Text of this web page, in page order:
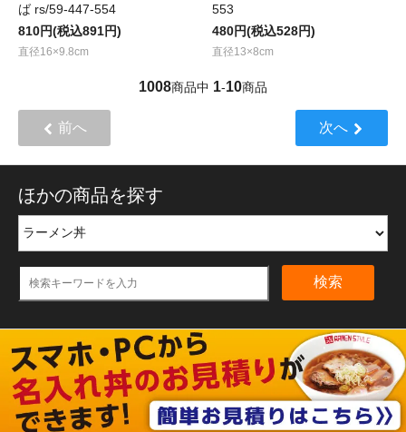
ば rs/59-447-554
810円(税込891円)
直径16×9.8cm
553
480円(税込528円)
直径13×8cm
1008商品中 1-10商品
前へ 次へ
ほかの商品を探す
検索